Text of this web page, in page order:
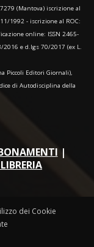
(Mantova) iscrizione al
1992 - iscrizione al ROC:
online: ISSN 2465-
e d.lgs 70/2017 (ex L.
Piccoli Editori Giornali),
di Autodisciplina della
|
dei Cookie